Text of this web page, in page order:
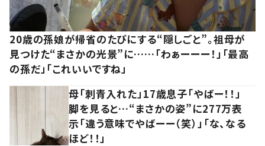
20歳の孫娘が帰省のたびにする“隠しごと”。祖母が
見つけた“まさかの光景”に……「わぁーーー！」「最高
の孫だ」「これいいですね」
母「刺青入れた」17歳息子「やばー！！」
脚を見ると…“まさかの姿”に277万表
示「違う意味でやばーー（笑）」「な、なる
ほど！！」